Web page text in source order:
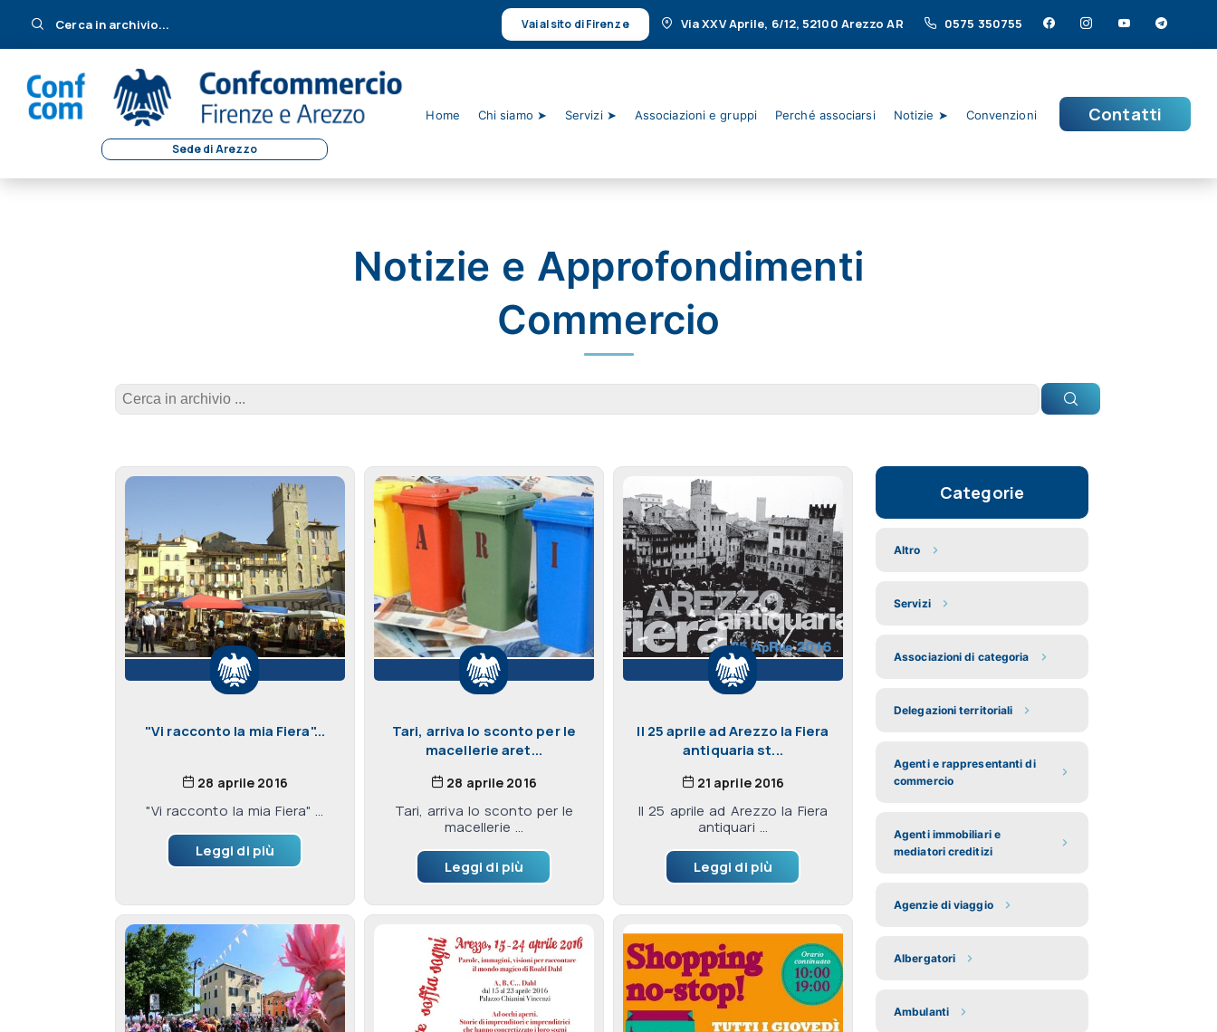
Cerca in archivio... Vai al sito di Firenze Via XXV Aprile, 6/12, 52100 Arezzo AR 0575 350755
Sede di Arezzo
Home Chi siamo ➤ Servizi ➤ Associazioni e gruppi Perché associarsi Notizie ➤ Convenzioni Contatti
Notizie e Approfondimenti
Commercio
"Vi racconto la mia Fiera"...
28 aprile 2016
"Vi racconto la mia Fiera" ...
Leggi di più
Tari, arriva lo sconto per le
macellerie aret...
28 aprile 2016
Tari, arriva lo sconto per le
macellerie ...
Leggi di più
Il 25 aprile ad Arezzo la Fiera
antiquaria st...
21 aprile 2016
Il 25 aprile ad Arezzo la Fiera
antiquari ...
Leggi di più
Categorie
Altro
Servizi
Associazioni di categoria
Delegazioni territoriali
Agenti e rappresentanti di
commercio
Agenti immobiliari e
mediatori creditizi
Agenzie di viaggio
Albergatori
Ambulanti